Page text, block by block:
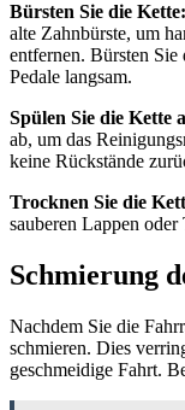
Bürsten Sie die Kette:
alte Zahnbürste, um
entfernen. Bürsten
Pedale langsam.
Spülen Sie die Kette
ab, um das
keine Rückstände
Trocknen Sie die
sauberen Lappen
Schmierung
Nachdem Sie die
schmieren. Dies
geschmeidige Fahrt.